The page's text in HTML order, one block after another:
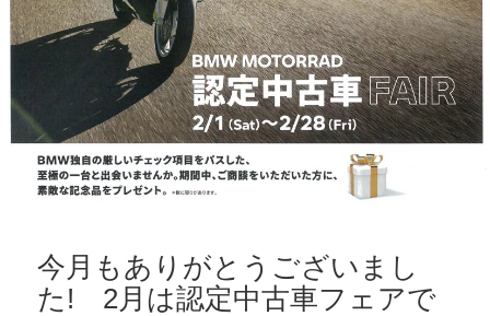
今月もありがとうございまし
た! 2月は認定中古車フェアで